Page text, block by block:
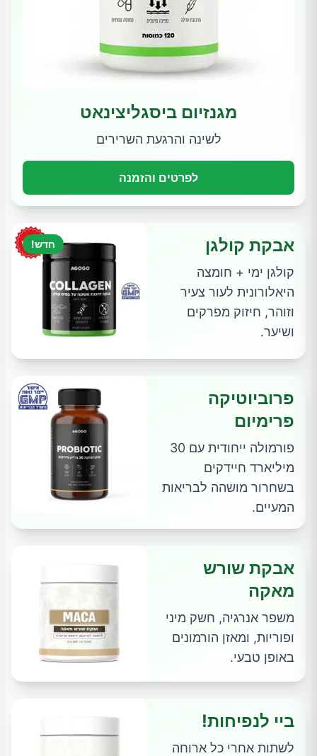
מגנזיום ביסגליצינאט
לשינה והרגעת השרירים
לפרטים והזמנה
חדש! אבקת קולגן
קולגן ימי + חומצה
היאלורונית לעור צעיר
וזוהר, חיזוק מפרקים
ושיער.
פרוביוטיקה
פרימיום
פורמולה ייחודית עם 30
מיליארד חיידקים
בשחרור מושהה לבריאות
המעיים.
אבקת שורש
מאקה
משפר אנרגיה, חשק מיני
ופוריות, ומאזן הורמונים
באופן טבעי.
ביי לנפיחות!
לשתות אחרי כל ארוחה